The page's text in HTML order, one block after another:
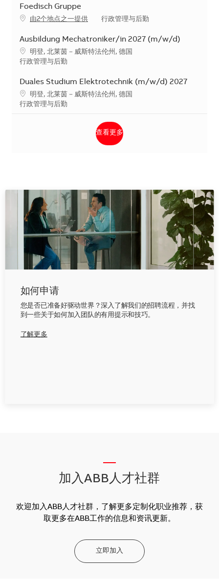
Foedisch Gruppe
由2个地点之一提供 类别
行政管理与后勤
Ausbildung Mechatroniker/in 2027 (m/w/d)
地点明登, 北莱茵－威斯特法伦州, 德国
类别
行政管理与后勤
Duales Studium Elektrotechnik (m/w/d) 2027
地点明登, 北莱茵－威斯特法伦州, 德国
类别
行政管理与后勤
查看更多
如何申请
您是否已准备好驱动世界？深入了解我们的招聘流程，并找
到一些关于如何加入团队的有用提示和技巧。
了解更多
加入ABB人才社群
欢迎加入ABB人才社群，了解更多定制化职业推荐，获
取更多在ABB工作的信息和资讯更新。
立即加入